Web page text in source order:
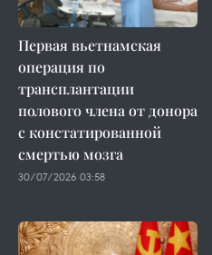
Первая вьетнамская
операция по
трансплантации
полового члена от донора
с констатированной
смертью мозга
30/07/2026 03:58